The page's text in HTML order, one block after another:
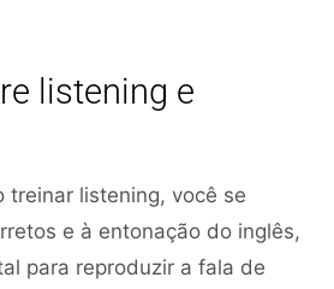
listening e
treinar listening, você se
e à entonação do inglês,
para reproduzir a fala de